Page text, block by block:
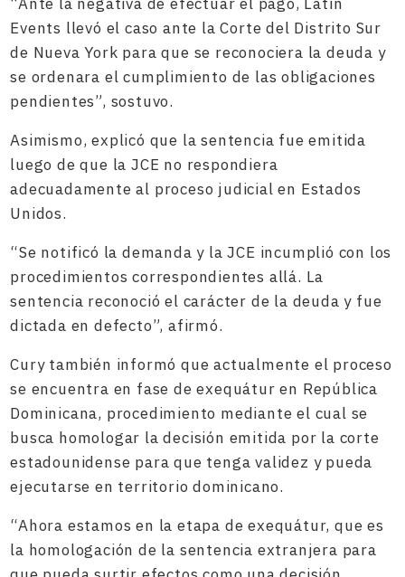
Events llevó el caso ante la Corte del Distrito Sur
de Nueva York para que se reconociera la deuda y
se ordenara el cumplimiento de las obligaciones
pendientes”, sostuvo.
Asimismo, explicó que la sentencia fue emitida
luego de que la JCE no respondiera
adecuadamente al proceso judicial en Estados
Unidos.
“Se notificó la demanda y la JCE incumplió con los
procedimientos correspondientes allá. La
sentencia reconoció el carácter de la deuda y fue
dictada en defecto”, afirmó.
Cury también informó que actualmente el proceso
se encuentra en fase de exequátur en República
Dominicana, procedimiento mediante el cual se
busca homologar la decisión emitida por la corte
estadounidense para que tenga validez y pueda
ejecutarse en territorio dominicano.
“Ahora estamos en la etapa de exequátur, que es
la homologación de la sentencia extranjera para